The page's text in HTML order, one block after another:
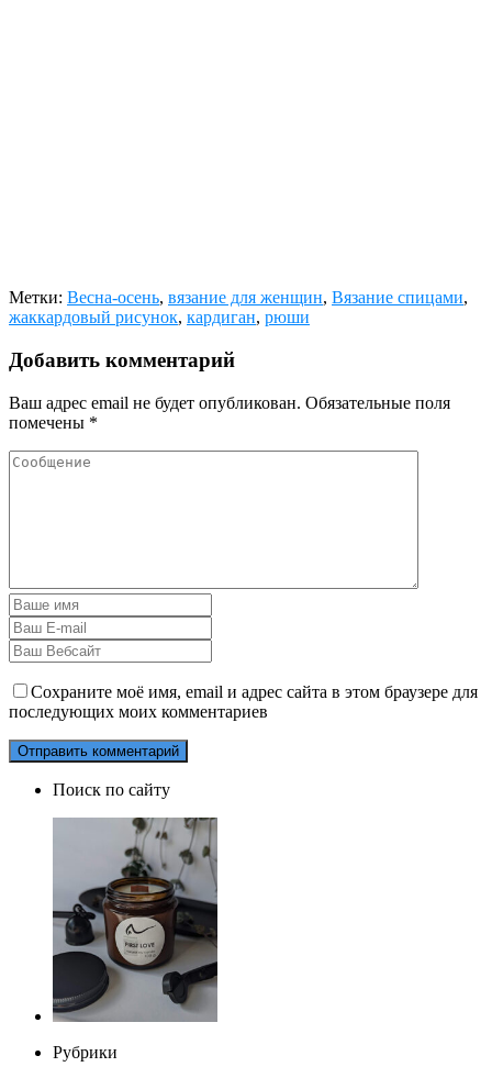
Метки: Весна-осень, вязание для женщин, Вязание спицами,
жаккардовый рисунок, кардиган, рюши
Добавить комментарий
Ваш адрес email не будет опубликован. Обязательные поля
помечены *
Сохраните моё имя, email и адрес сайта в этом браузере для
последующих моих комментариев
Поиск по сайту
Рубрики